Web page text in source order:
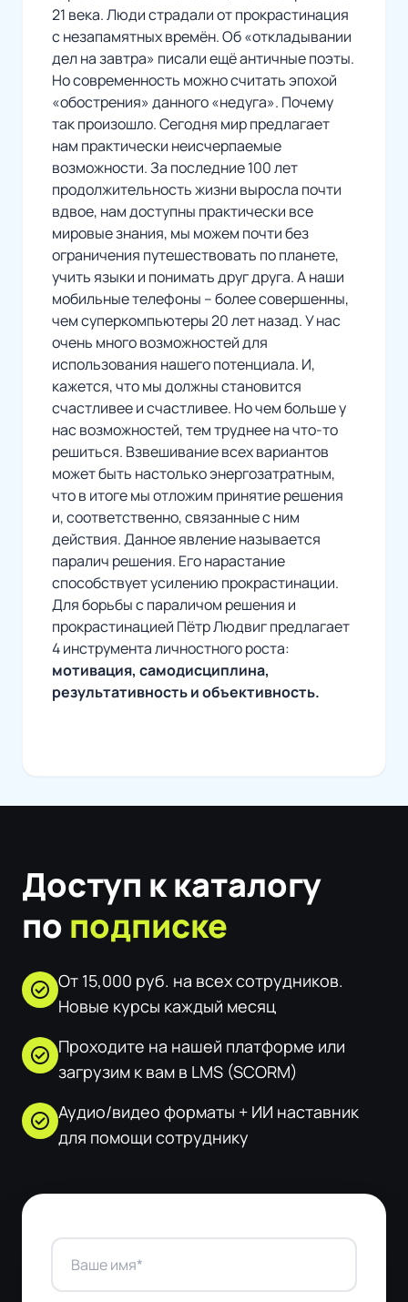
21 века. Люди страдали от прокрастинация
с незапамятных времён. Об «откладывании
дел на завтра» писали ещё античные поэты.
Но современность можно считать эпохой
«обострения» данного «недуга». Почему
так произошло. Сегодня мир предлагает
нам практически неисчерпаемые
возможности. За последние 100 лет
продолжительность жизни выросла почти
вдвое, нам доступны практически все
мировые знания, мы можем почти без
ограничения путешествовать по планете,
учить языки и понимать друг друга. А наши
мобильные телефоны – более совершенны,
чем суперкомпьютеры 20 лет назад. У нас
очень много возможностей для
использования нашего потенциала. И,
кажется, что мы должны становится
счастливее и счастливее. Но чем больше у
нас возможностей, тем труднее на что-то
решиться. Взвешивание всех вариантов
может быть настолько энергозатратным,
что в итоге мы отложим принятие решения
и, соответственно, связанные с ним
действия. Данное явление называется
паралич решения. Его нарастание
способствует усилению прокрастинации.
Для борьбы с параличом решения и
прокрастинацией Пётр Людвиг предлагает
4 инструмента личностного роста:
мотивация, самодисциплина,
результативность и объективность.
Доступ к каталогу
по подписке
check_circle От 15,000 руб. на всех сотрудников.
Новые курсы каждый месяц
check_circle Проходите на нашей платформе или
загрузим к вам в LMS (SCORM)
check_circle Аудио/видео форматы + ИИ наставник
для помощи сотруднику